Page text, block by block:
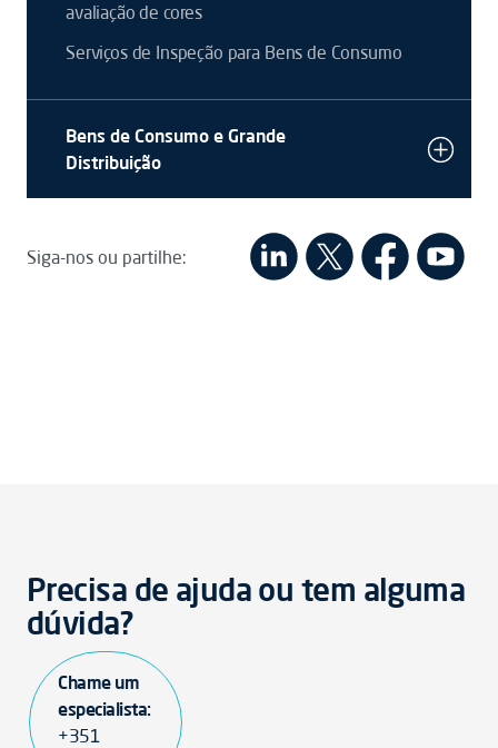
avaliação de cores
Serviços de Inspeção para Bens de Consumo
Bens de Consumo e Grande
Distribuição
Siga-nos ou partilhe:
Precisa de ajuda ou tem alguma
dúvida?
Chame um
especialista:
+351